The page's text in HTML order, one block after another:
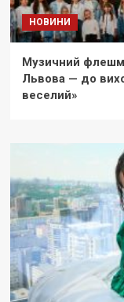
НОВИНИ
Музичний
Львова — до
веселий»